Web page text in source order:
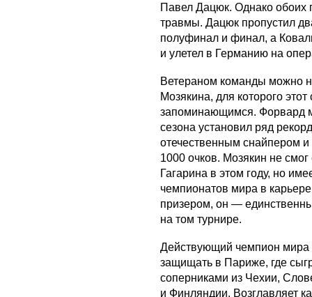
Павел Дацюк. Однако обоих
травмы. Дацюк пропустил
полуфинал и финал, а
и улетел в Германию на
Ветераном команды можно
Мозякина, для которого
запоминающимся. Форвард
сезона установил ряд
отечественным снайпером
1000 очков. Мозякин не
Гагарина в этом году, но
чемпионатов мира в
призером, он —
на том турнире.
Действующий чемпион мира
защищать в Париже, где
соперниками из Чехии,
и Финляндии. Возглавляет